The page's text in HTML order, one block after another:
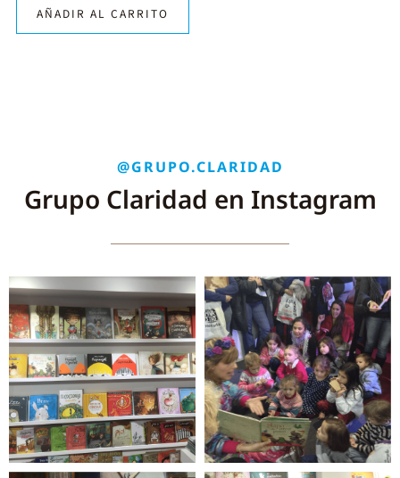
AÑADIR AL CARRITO
@GRUPO.CLARIDAD
Grupo Claridad en Instagram